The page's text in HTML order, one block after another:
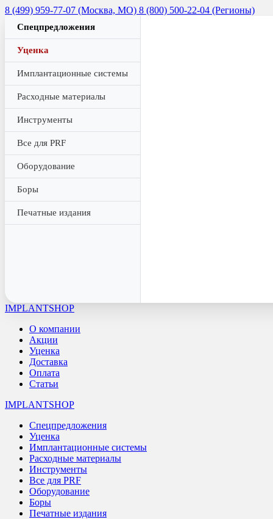
8 (499) 959-77-07 (Москва, МО) 8 (800) 500-22-04 (Регионы)
Спецпредложения
Уценка
Имплантационные системы
Расходные материалы
Инструменты
Все для PRF
Оборудование
Боры
Печатные издания
IMPLANTSHOP
О компании
Акции
Уценка
Доставка
Оплата
Статьи
IMPLANTSHOP
Спецпредложения
Уценка
Имплантационные системы
Расходные материалы
Инструменты
Все для PRF
Оборудование
Боры
Печатные издания